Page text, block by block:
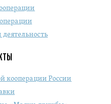
кооперации России